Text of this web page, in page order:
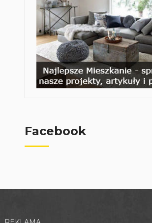
Facebook